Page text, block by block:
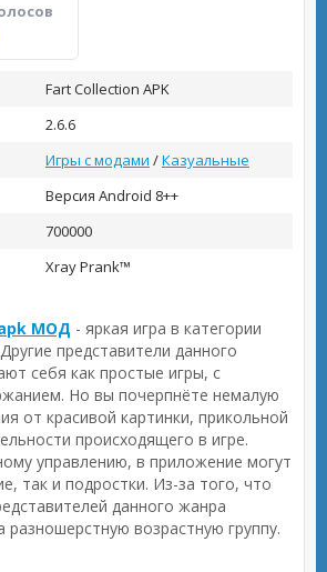
Fart Collection APK
2.6.6
Игры с модами /Казуальные
Версия Android 8++
700000
Xray Prank™
МОД - яркая игра в категории
представители данного
себя как простые игры, с
Но вы почерпнёте немалую
от красивой картинки, прикольной
происходящего в игре.
управлению, в приложение могут
так и подростки. Из-за того, что
данного жанра
разношерстную возрастную группу.